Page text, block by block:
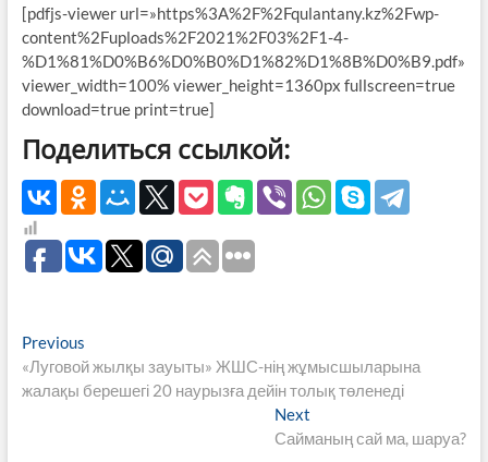
[pdfjs-viewer url=»https%3A%2F%2Fqulantany.kz%2Fwp-
content%2Fuploads%2F2021%2F03%2F1-4-
%D1%81%D0%B6%D0%B0%D1%82%D1%8B%D0%B9.pdf»
viewer_width=100% viewer_height=1360px fullscreen=true
download=true print=true]
Поделиться ссылкой:
Навигация
по
PreviousPrevious
post:
«Луговой жылқы зауыты» ЖШС-нің жұмысшыларына
жалақы берешегі 20 наурызға дейін толық төленеді
Next
post:
Сайманың сай ма, шаруа?